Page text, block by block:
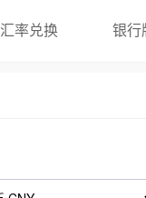
汇率兑换 银行